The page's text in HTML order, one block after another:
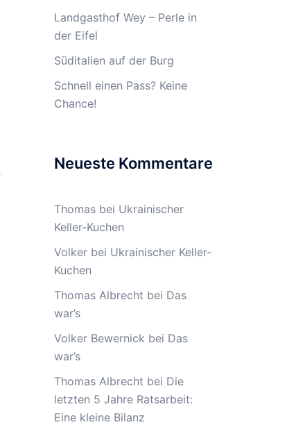
Landgasthof Wey – Perle in
der Eifel
Süditalien auf der Burg
Schnell einen Pass? Keine
Chance!
Neueste Kommentare
Thomasbei Ukrainischer
Keller-Kuchen
Volkerbei Ukrainischer Keller-
Kuchen
Thomas Albrecht bei Das
war’s
Volker Bewernick bei Das
war’s
Thomas Albrecht bei Die
letzten 5 Jahre Ratsarbeit:
Eine kleine Bilanz